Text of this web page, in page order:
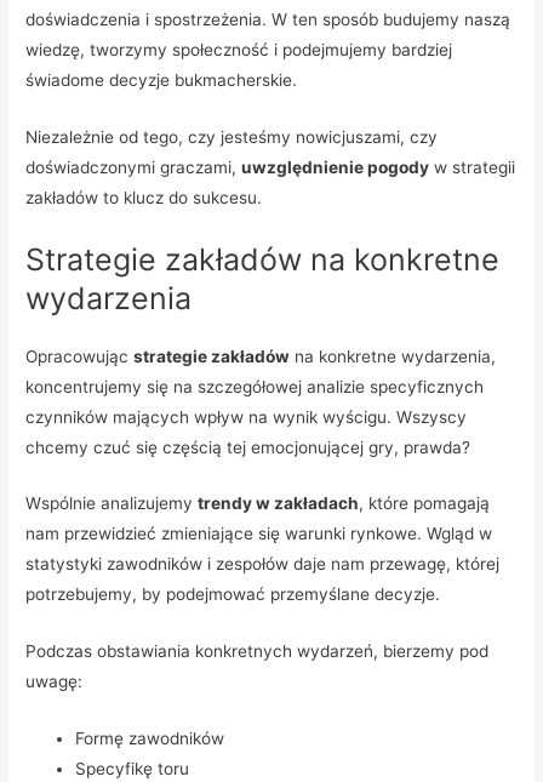
doświadczenia i spostrzeżenia. W ten sposób budujemy naszą
wiedzę, tworzymy społeczność i podejmujemy bardziej
świadome decyzje bukmacherskie.
Niezależnie od tego, czy jesteśmy nowicjuszami, czy
doświadczonymi graczami,uwzględnienie pogody w strategii
zakładów to klucz do sukcesu.
Strategie zakładów na konkretne
wydarzenia
Opracowującstrategie zakładów na konkretne wydarzenia,
koncentrujemy się na szczegółowej analizie specyficznych
czynników mających wpływ na wynik wyścigu. Wszyscy
chcemy czuć się częścią tej emocjonującej gry, prawda?
Wspólnie analizujemytrendy w zakładach, które pomagają
nam przewidzieć zmieniające się warunki rynkowe. Wgląd w
statystyki zawodników i zespołów daje nam przewagę, której
potrzebujemy, by podejmować przemyślane decyzje.
Podczas obstawiania konkretnych wydarzeń, bierzemy pod
uwagę:
Formę zawodników
Specyfikę toru